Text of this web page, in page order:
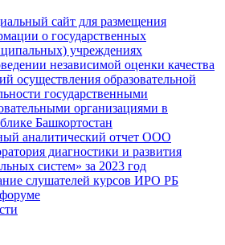
сайт для размещения
о государственных
учреждениях
независимой оценки качества
осуществления образовательной
государственными
организациями в
Башкортостан
аналитический отчет ООО
диагностики и развития
систем» за 2023 год
слушателей курсов ИРО РБ